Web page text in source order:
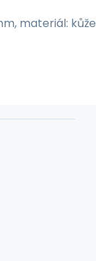
materiál: